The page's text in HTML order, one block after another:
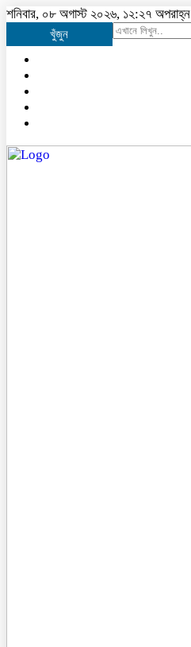
শনিবার, ০৮ অগাস্ট ২০২৬, ১২:২৭ অপরাহ্ন
খুঁজুন